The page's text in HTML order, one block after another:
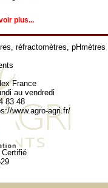
plus...
, réfractomètres, pHmètres
France
au vendredi
83 48
www.agro-agri.fr/
Certifié